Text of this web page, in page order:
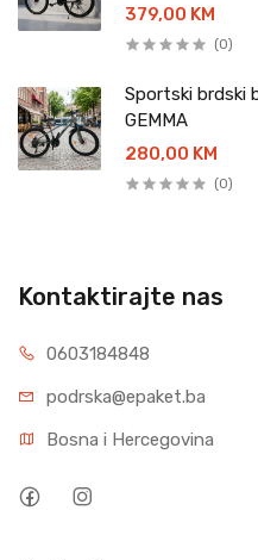
379,00 KM
(0)
Sportski brdski
GEMMA
280,00 KM
(0)
Kontaktirajte nas
0603184848
podrska@epaket.ba
Bosna i Hercegovina